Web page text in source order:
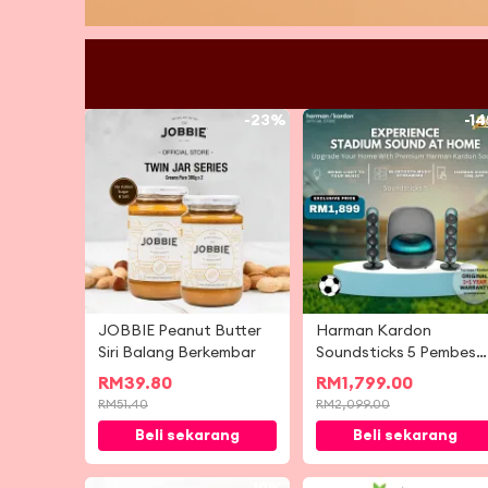
-23%
JOBBIE Peanut Butter
Siri Balang Berkembar
RM 39.80
RM51.40
Beli sekarang
-
Harman Kardon
Soundsticks 5 Pembesar
Suara Penstriman Muzik
Bluetooth Tanpa Wayar
RM 1,799.00
RM2,099.00
Beli sekarang